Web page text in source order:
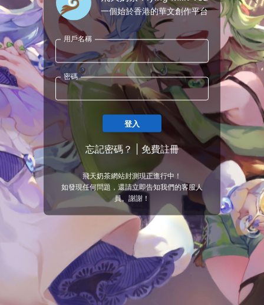
一個始於香港的華文創作平台
用戶名稱
密碼
登入
忘記密碼？ 免費註冊
飛天奶茶網站封測現正進行中！
如發現任何問題，還請立即告知我們的客服人
員。謝謝！